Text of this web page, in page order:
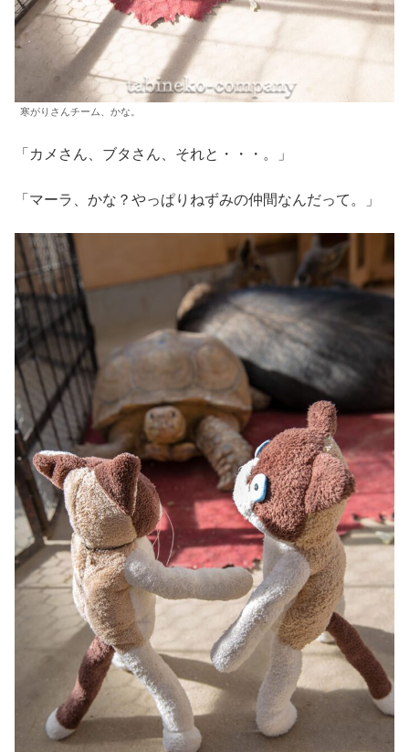
寒がりさんチーム、かな。
「カメさん、ブタさん、それと・・・。」
「マーラ、かな？やっぱりねずみの仲間なんだって。」